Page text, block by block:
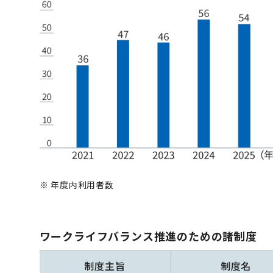
※ 年度内利用者数
ワークライフバランス推進のための諸制度
制度主旨 制度名